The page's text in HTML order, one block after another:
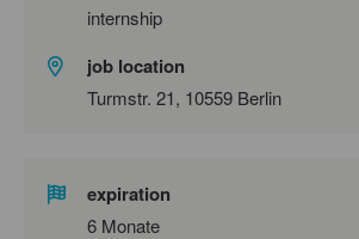
internship
job location
Turmstr. 21, 10559 Berlin
expiration
6 Monate